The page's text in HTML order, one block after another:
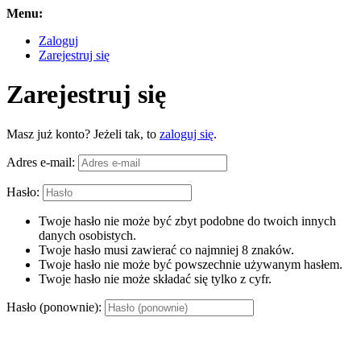
Menu:
Zaloguj
Zarejestruj się
Zarejestruj się
Masz już konto? Jeżeli tak, to zaloguj się.
Adres e-mail:
Hasło:
Twoje hasło nie może być zbyt podobne do twoich innych
danych osobistych.
Twoje hasło musi zawierać co najmniej 8 znaków.
Twoje hasło nie może być powszechnie używanym hasłem.
Twoje hasło nie może składać się tylko z cyfr.
Hasło (ponownie):